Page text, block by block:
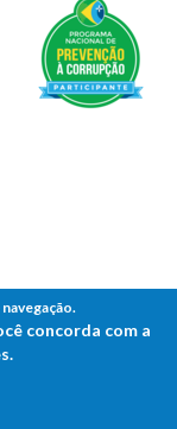
concorda com a